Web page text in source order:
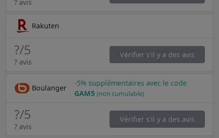
? avis
Rakuten
?/5
? avis
Vérifier s'il y a des avis
Boulanger
-5% supplémentaires avec le code
GAM5 (non cumulable)
?/5
? avis
Vérifier s'il y a des avis